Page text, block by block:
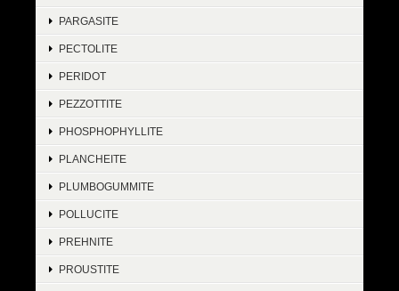
PARGASITE
PECTOLITE
PERIDOT
PEZZOTTITE
PHOSPHOPHYLLITE
PLANCHEITE
PLUMBOGUMMITE
POLLUCITE
PREHNITE
PROUSTITE